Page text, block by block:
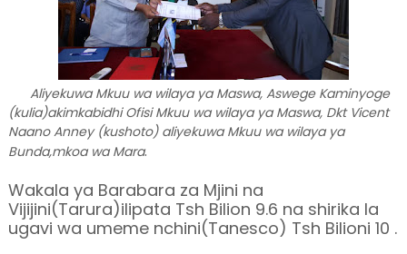
Aliyekuwa Mkuu wa wilaya ya Maswa, Aswege Kaminyoge
(kulia)akimkabidhi Ofisi Mkuu wa wilaya ya Maswa, Dkt Vicent
Naano Anney (kushoto) aliyekuwa Mkuu wa wilaya ya
Bunda,mkoa wa Mara.
Wakala ya Barabara za Mjini na
Vijijini(Tarura)ilipata Tsh Bilion 9.6 na shirika la
ugavi wa umeme nchini(Tanesco) Tsh Bilioni 10 .